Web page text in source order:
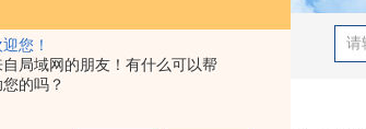
您！
自局域网的朋友！有什么可以帮
您的吗？
，分料阀